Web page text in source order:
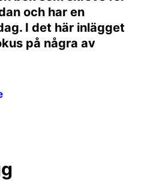
och har en
I det här inlägget
på några av